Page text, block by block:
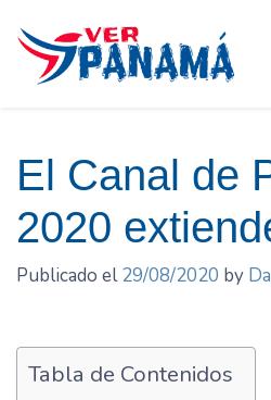
contenido
El Canal de
2020
Publicado el29/08/2020 by
Tabla de Contenidos